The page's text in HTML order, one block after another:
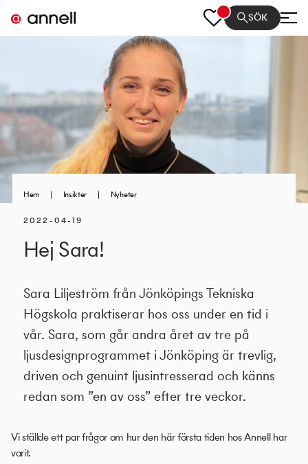
SÖK
Hem | Insikter | Nyheter
2022-04-19
Hej Sara!
Sara Liljeström från Jönköpings Tekniska
Högskola praktiserar hos oss under en tid i
vår. Sara, som går andra året av tre på
ljusdesignprogrammet i Jönköping är trevlig,
driven och genuint ljusintresserad och känns
redan som ”en av oss” efter tre veckor.
Vi ställde ett par frågor om hur den här första tiden hos Annell har
varit.